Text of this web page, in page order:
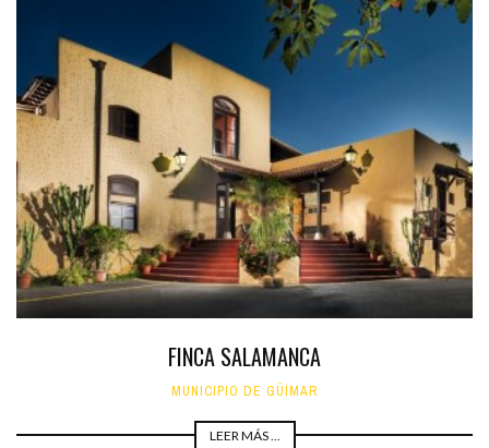
FINCA SALAMANCA
MUNICIPIO DE GÜÍMAR
LEER MÁS ...